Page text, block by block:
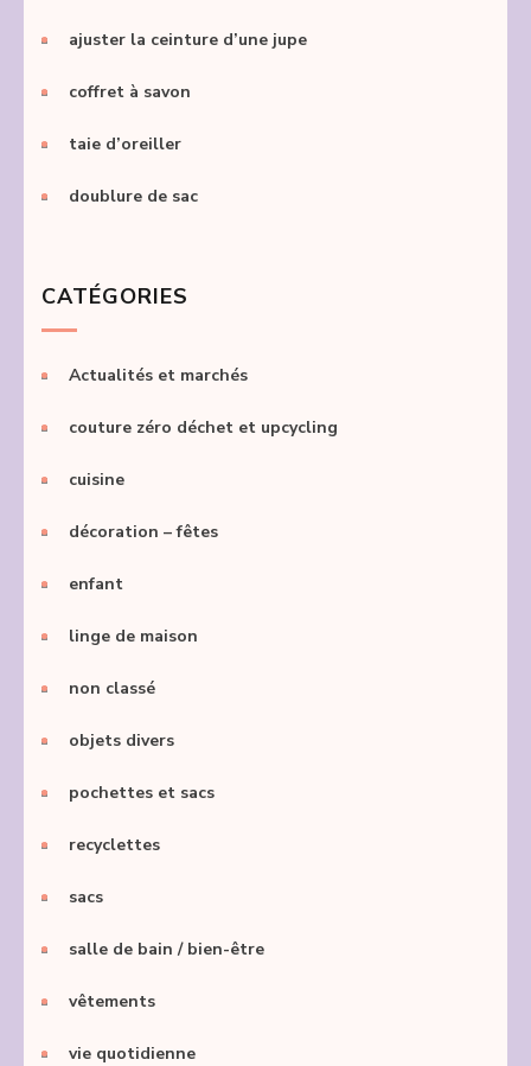
ajuster la ceinture d’une jupe
coffret à savon
taie d’oreiller
doublure de sac
CATÉGORIES
Actualités et marchés
couture zéro déchet et upcycling
cuisine
décoration – fêtes
enfant
linge de maison
non classé
objets divers
pochettes et sacs
recyclettes
sacs
salle de bain / bien-être
vêtements
vie quotidienne